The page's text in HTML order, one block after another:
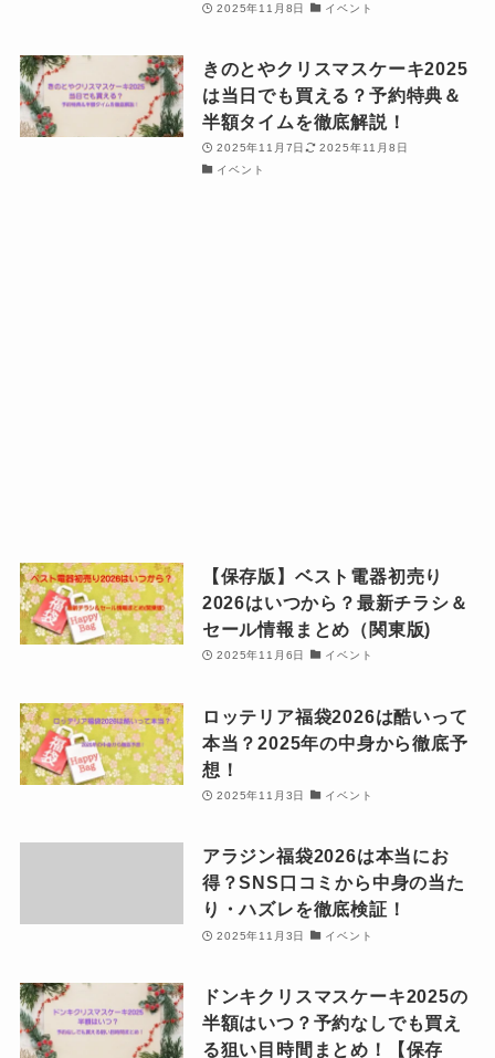
2025年11月8日 イベント
きのとやクリスマスケーキ2025
は当日でも買える？予約特典＆
半額タイムを徹底解説！
2025年11月7日
2025年11月8日
イベント
【保存版】ベスト電器初売り
2026はいつから？最新チラシ＆
セール情報まとめ（関東版)
2025年11月6日 イベント
ロッテリア福袋2026は酷いって
本当？2025年の中身から徹底予
想！
2025年11月3日 イベント
アラジン福袋2026は本当にお
得？SNS口コミから中身の当た
り・ハズレを徹底検証！
2025年11月3日 イベント
ドンキクリスマスケーキ2025の
半額はいつ？予約なしでも買え
る狙い目時間まとめ！【保存